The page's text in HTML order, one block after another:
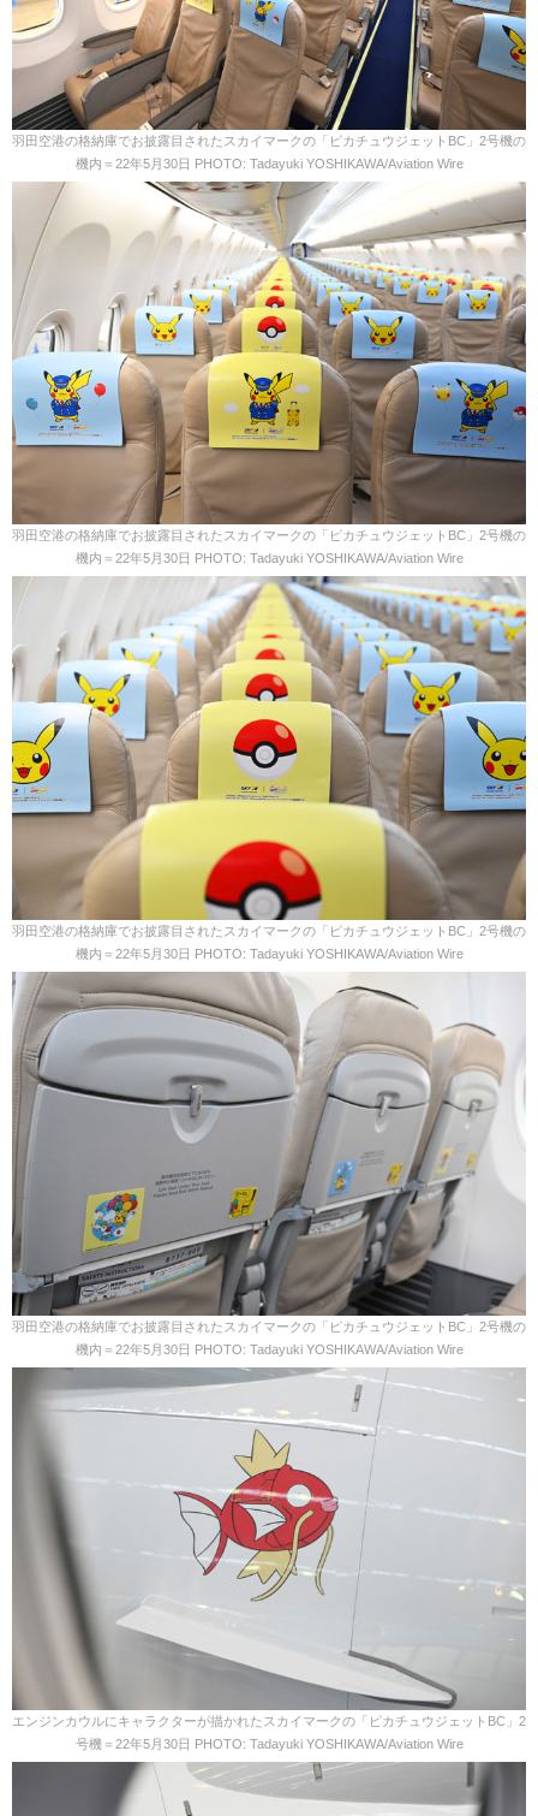
羽田空港の格納庫でお披露目されたスカイマークの「ピカチュウジェットBC」2号機の
機内＝22年5月30日 PHOTO: Tadayuki YOSHIKAWA/Aviation Wire
羽田空港の格納庫でお披露目されたスカイマークの「ピカチュウジェットBC」2号機の
機内＝22年5月30日 PHOTO: Tadayuki YOSHIKAWA/Aviation Wire
羽田空港の格納庫でお披露目されたスカイマークの「ピカチュウジェットBC」2号機の
機内＝22年5月30日 PHOTO: Tadayuki YOSHIKAWA/Aviation Wire
羽田空港の格納庫でお披露目されたスカイマークの「ピカチュウジェットBC」2号機の
機内＝22年5月30日 PHOTO: Tadayuki YOSHIKAWA/Aviation Wire
エンジンカウルにキャラクターが描かれたスカイマークの「ピカチュウジェットBC」2
号機＝22年5月30日 PHOTO: Tadayuki YOSHIKAWA/Aviation Wire